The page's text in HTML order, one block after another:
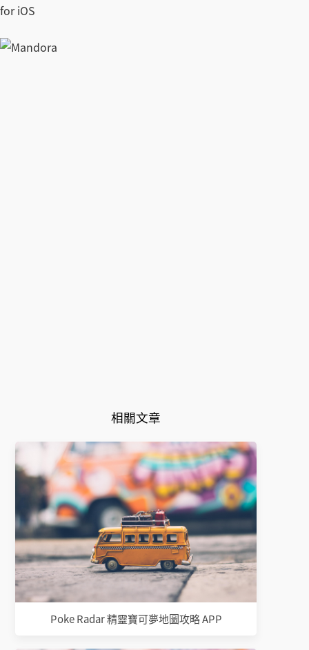
for iOS
相關文章
Poke Radar 精靈寶可夢地圖攻略 APP